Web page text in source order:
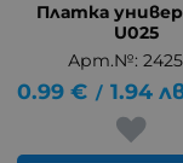
Платка
U025
Арт.№:
0.99 € / 1.94